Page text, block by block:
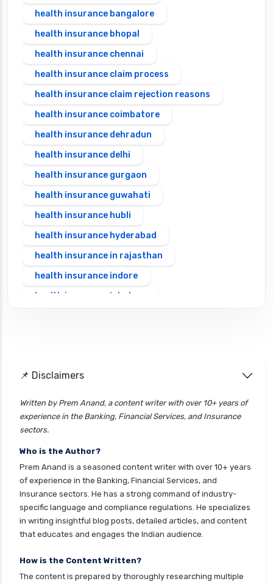
health insurance bangalore
health insurance bhopal
health insurance chennai
health insurance claim process
health insurance claim rejection reasons
health insurance coimbatore
health insurance dehradun
health insurance delhi
health insurance gurgaon
health insurance guwahati
health insurance hubli
health insurance hyderabad
health insurance in rajasthan
health insurance indore
health insurance jabalpur
health insurance lucknow
health insurance mumbai
health insurance nagpur
health insurance noida
health insurance patna
health insurance portability
health insurance premium calculator
health insurance pune
health insurance rajkot
📌 Disclaimers
Written by Prem Anand, a content writer with over 10+ years of
experience in the Banking, Financial Services, and Insurance
sectors.
Who is the Author?
Prem Anand is a seasoned content writer with over 10+ years
of experience in the Banking, Financial Services, and
Insurance sectors. He has a strong command of industry-
specific language and compliance regulations. He specializes
in writing insightful blog posts, detailed articles, and content
that educates and engages the Indian audience.
How is the Content Written?
The content is prepared by thoroughly researching multiple